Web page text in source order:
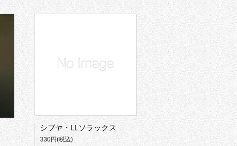
シブヤ・LLソラックス
330円(税込)